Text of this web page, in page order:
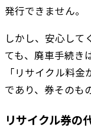
発行できません。
しかし、安心して
ても、廃車手続き
「リサイクル料金
であり、券そのも
リサイクル券の